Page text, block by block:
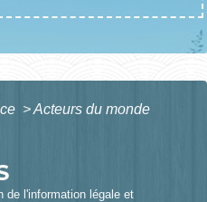
>Acteurs du monde
de l'information légale et